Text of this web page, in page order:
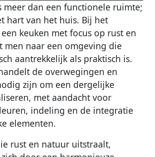
meer dan een functionele ruimte;
hart van het huis. Bij het
keuken met focus op rust en
men naar een omgeving die
aantrekkelijk als praktisch is.
de overwegingen en
zijn om een dergelijke
met aandacht voor
indeling en de integratie
elementen.
rust en natuur uitstraalt,